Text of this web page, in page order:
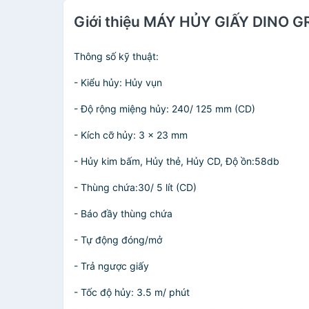
Giới thiệu MÁY HỦY GIẤY DINO
Thông số kỹ thuật:
- Kiểu hủy: Hủy vụn
- Độ rộng miệng hủy: 240/ 125 mm (CD)
- Kích cỡ hủy: 3 x 23 mm
- Hủy kim bấm, Hủy thẻ, Hủy CD, Độ ồn:58db
- Thùng chứa:30/ 5 lít (CD)
- Báo đầy thùng chứa
- Tự động đóng/mở
- Trả ngược giấy
- Tốc độ hủy: 3.5 m/ phút